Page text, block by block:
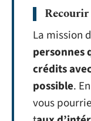
La mission
personnes
crédits
possible.
vous